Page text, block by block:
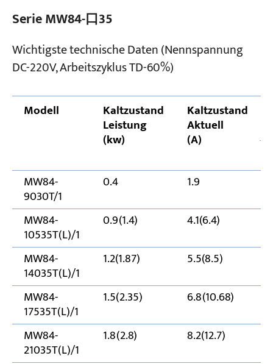
Serie MW84-口35
Wichtigste technische Daten (Nennspannung
DC-220V, Arbeitszyklus TD-60%)
Modell Kaltzustand
Leistung
(kw)
Kaltzustand
Aktuell
(A)
MW84-
9030T/1
0.4 1.9
MW84-
10535T(L)/1
0.9(1.4) 4.1(6.4)
MW84-
14035T(L)/1
1.2(1.87) 5.5(8.5)
MW84-
17535T(L)/1
1.5(2.35) 6.8(10.68)
MW84-
21035T(L)/1
1.8(2.8) 8.2(12.7)